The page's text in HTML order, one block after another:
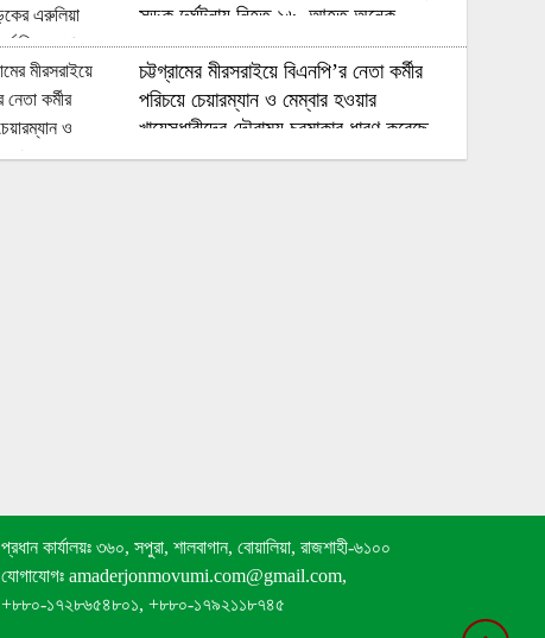
সড়ক দুর্ঘটনায় নিহত ১৬, আহত অনেক
চট্টগ্রামের মীরসরাইয়ে বিএনপি’র নেতা কর্মীর
পরিচয়ে চেয়ারম্যান ও মেম্বার হওয়ার
খায়েসধারীদের দৌরাত্ম্য চরমাকার ধারণ করেছে
রামেকে বৈদ্যুতিক তার সরানোর অভিযোগ,
মোটরসাইকেল ফেলে ঠিকাদার উধাও
প্রধান কার্যালয়ঃ ৩৬০, সপুরা, শালবাগান, বোয়ালিয়া, রাজশাহী-৬১০০
যোগাযোগঃ amaderjonmovumi.com@gmail.com,
+৮৮০-১৭২৮৬৫৪৮০১, +৮৮০-১৭৯২১১৮৭৪৫